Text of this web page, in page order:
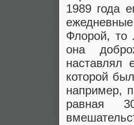
1989 года
Флорой, то
она
наставлял
которой
например,
равная